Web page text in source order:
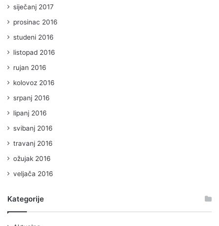
siječanj 2017
prosinac 2016
studeni 2016
listopad 2016
rujan 2016
kolovoz 2016
srpanj 2016
lipanj 2016
svibanj 2016
travanj 2016
ožujak 2016
veljača 2016
Kategorije